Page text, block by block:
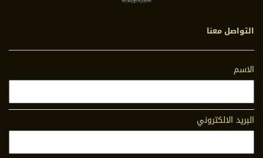
التواصل معنا
الاسم
البريد الالكتروني